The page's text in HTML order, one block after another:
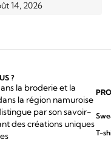
14, 2026
?
la broderie et la
la région namuroise
par son savoir-
des créations uniques
T-